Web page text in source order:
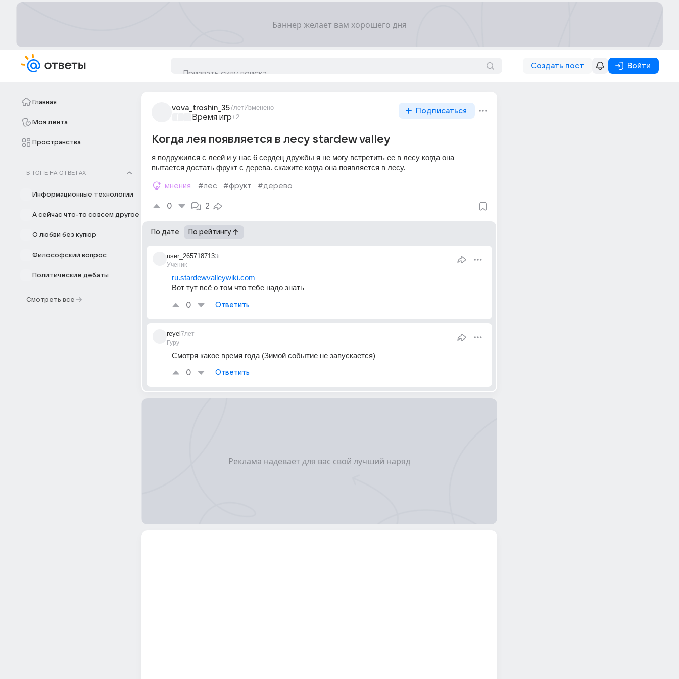
Создать пост Войти
Главная
Моя лента
Пространства
В ТОПЕ НА ОТВЕТАХ
Информационные технологии
А сейчас что-то совсем другое
О любви без купюр
Философский вопрос
Политические дебаты
Смотреть все
vova_troshin_357летИзменено
Время игр+2
Подписаться
Когда лея появляется в лесу stardew valley
я подружился с леей и у нас 6 сердец дружбы я не могу встретить ее в лесу когда она
пытается достать фрукт с дерева. скажите когда она появляется в лесу.
мнения #лес #фрукт #дерево
0 2
По дате По рейтингу
user_265718713
Ученик
3г
ru.stardewvalleywiki.com
Вот тут всё о том что тебе надо знать
0 Ответить
reyel
Гуру
7лет
Смотря какое время года (Зимой событие не запускается)
0 Ответить